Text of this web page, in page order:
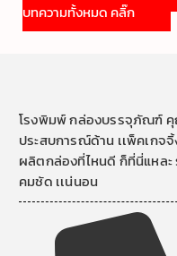
บทความทั้งหมด คลิ๊ก
โรงพิมพ์ กล่องบรรจุภัณฑ์
ประสบการณ์ด้าน เเพ็คเกจ
ผลิตกล่องที่ไหนดี ก็ที่นี่แหละ
คมชัด เเน่นอน